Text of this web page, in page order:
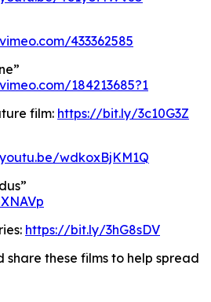
433362585
184213685?1
film: https://bit.ly/3c10G3Z
wdkoxBjKM1Q
https://bit.ly/3hG8sDV
these films to help spread